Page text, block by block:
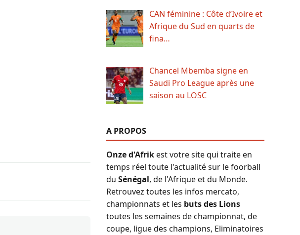
CAN féminine : Côte d’Ivoire et
Afrique du Sud en quarts de
fina…
Chancel Mbemba signe en
Saudi Pro League après une
saison au LOSC
A PROPOS
Onze d'Afrikest votre site qui traite en
temps réel toute l'actualité sur le foorball
du Sénégal, de l'Afrique et du Monde.
Retrouvez toutes les infos mercato,
championnats et les buts des Lions
toutes les semaines de championnat, de
coupe, ligue des champions, Eliminatoires